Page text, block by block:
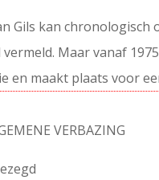
Gils kan
Maar vanaf
en maakt plaats voor
VERBAZING